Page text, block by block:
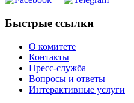
Быстрые ссылки
О комитете
Контакты
Пресс-служба
Вопросы и ответы
Интерактивные услуги